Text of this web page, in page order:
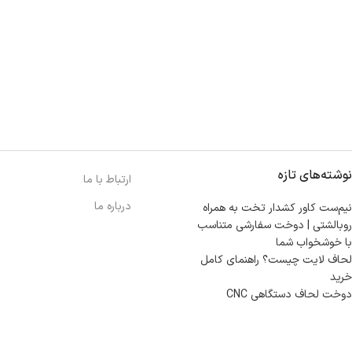
نوشته‌های تازه
نیم‌ست کاور کشدار تخت به همراه
روبالشتی | دوخت سفارشی متناسب
با خوشخواب شما
لحاف لایت چیست؟ راهنمای کامل
خرید
دوخت لحاف دستگاهی CNC
ارتباط با ما
درباره ما